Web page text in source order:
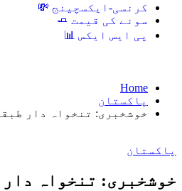
کرنسی-ایکسچینج 💸
سونے کی قیمت 🧈
پی ایس ایکس 📊
Home
پاکستان
خوشخبری: تنخواہ دار
پاکستان
خوشخبری: تنخواہ